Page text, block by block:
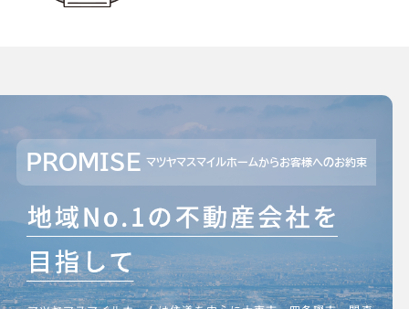
PROMISE マツヤマスマイルホームからお客様へのお約束